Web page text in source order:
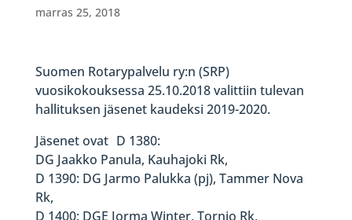
marras 25, 2018
Suomen Rotarypalvelu ry:n (SRP)
vuosikokouksessa 25.10.2018 valittiin tulevan
hallituksen jäsenet kaudeksi 2019-2020.
Jäsenet ovat D 1380:
DG Jaakko Panula, Kauhajoki Rk,
D 1390: DG Jarmo Palukka (pj), Tammer Nova
Rk,
D 1400: DGE Jorma Winter, Tornio Rk,